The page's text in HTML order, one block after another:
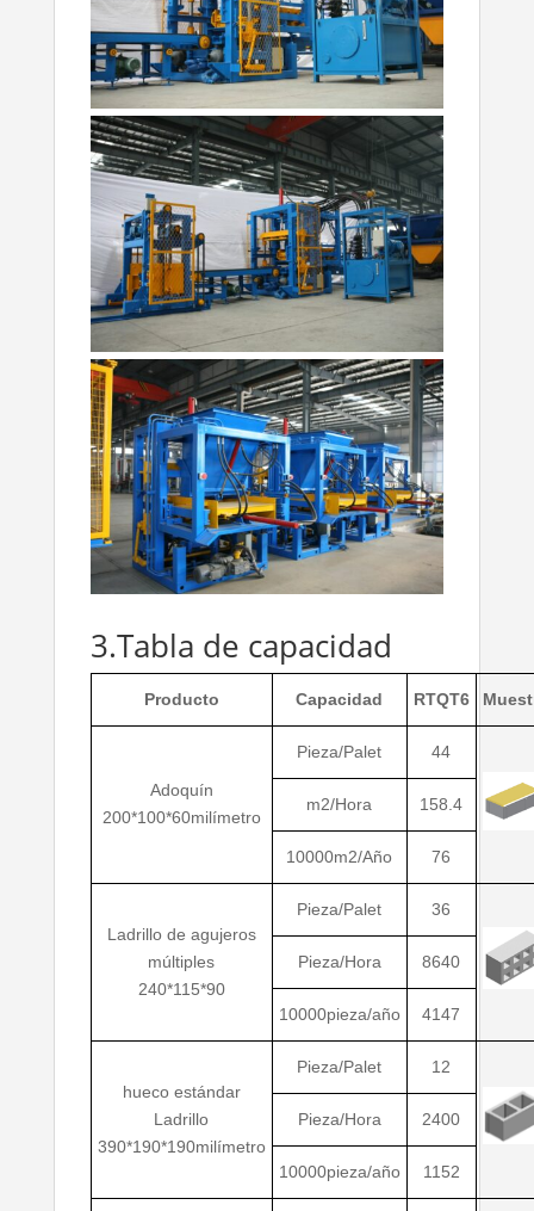
3.Tabla de capacidad
Producto Capacidad RTQT6
Adoquín
200*100*60milímetro
Pieza/Palet 44
m2/Hora 158.4
10000m2/Año 76
Ladrillo de agujeros
múltiples
240*115*90
Pieza/Palet 36
Pieza/Hora 8640
10000pieza/año 4147
hueco estándar
Ladrillo
390*190*190milímetro
Pieza/Palet 12
Pieza/Hora 2400
10000pieza/año 1152